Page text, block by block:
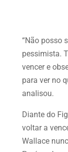
“Não posso
pessimista.
vencer e
para ver no
analisou.
Diante do
voltar a
Wallace